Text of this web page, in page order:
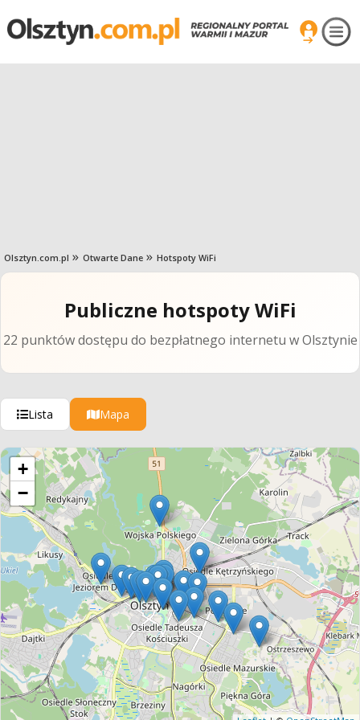
Olsztyn.com.pl Otwarte Dane Hotspoty WiFi
Publiczne hotspoty WiFi
22 punktów dostępu do bezpłatnego internetu w Olsztynie
Lista Mapa
+
−